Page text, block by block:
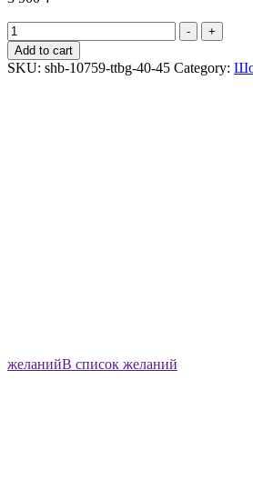
Сумка
шоппер
Shabu
Рябь
-
+
Add to cart
SKU: shb-10759-ttbg-40-45 Category:
желанийВ список желаний